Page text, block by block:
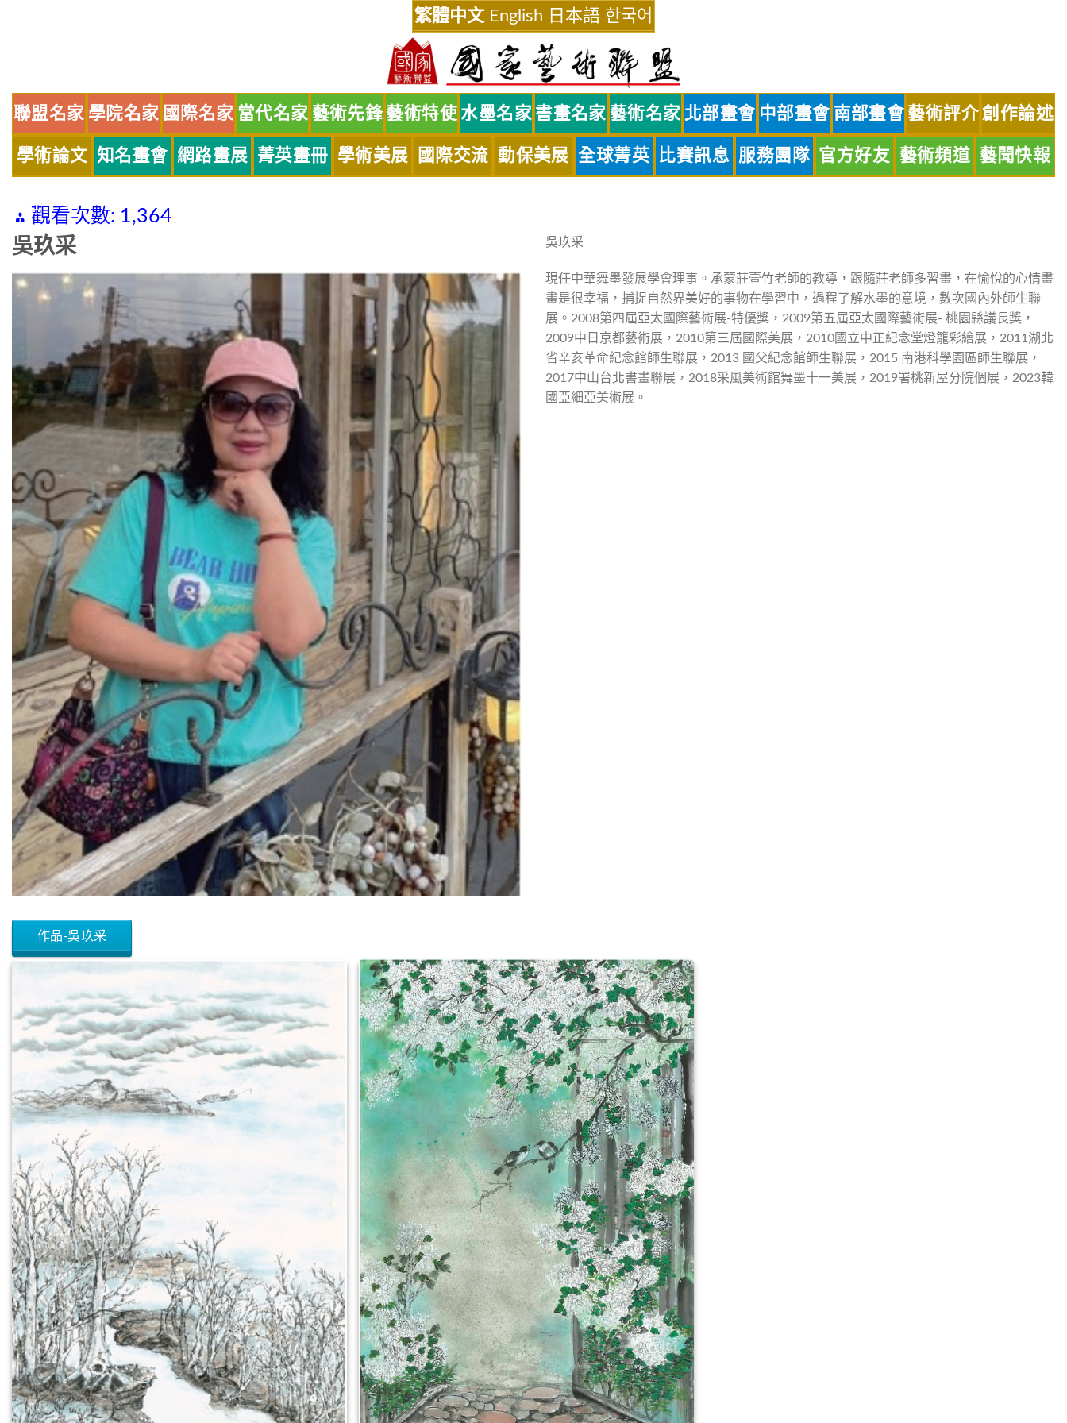
繁體中文 English 日本語 한국어
聯盟名家 學院名家 國際名家 當代名家 藝術先鋒 藝術特使 水墨名家 書畫名家 藝術名家 北部畫會 中部畫會 南部畫會 藝術評介創作論述
學術論文 知名畫會 網路畫展 菁英畫冊 學術美展 國際交流 動保美展 全球菁英 比賽訊息 服務團隊 官方好友 藝術頻道 藝聞快報
觀看次數: 1,364
吳玖采 吳玖采
現任中華舞墨發展學會理事。承蒙莊壹竹老師的教導，跟隨莊老師多習畫，在愉悅的心情畫
畫是很幸福，捕捉自然界美好的事物在學習中，過程了解水墨的意境，數次國內外師生聯
展。2008第四屆亞太國際藝術展-特優獎，2009第五屆亞太國際藝術展- 桃園縣議長獎，
2009中日京都藝術展，2010第三屆國際美展，2010國立中正紀念堂燈籠彩繪展，2011湖北
省辛亥革命紀念館師生聯展，2013 國父紀念館師生聯展，2015 南港科學園區師生聯展，
2017中山台北書畫聯展，2018采風美術館舞墨十一美展，2019署桃新屋分院個展，2023韓
國亞細亞美術展。
作品-吳玖采